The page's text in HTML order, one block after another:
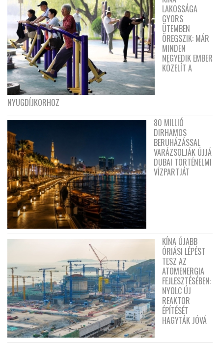
LAKOSSÁGA
GYORS
ÜTEMBEN
ÖREGSZIK: MÁR
MINDEN
NEGYEDIK EMBER
KÖZELÍT A
NYUGDÍJKORHOZ
80 MILLIÓ
DIRHAMOS
BERUHÁZÁSSAL
VARÁZSOLJÁK ÚJJÁ
DUBAI TÖRTÉNELMI
VÍZPARTJÁT
KÍNA ÚJABB
ÓRIÁSI LÉPÉST
TESZ AZ
ATOMENERGIA
FEJLESZTÉSÉBEN:
NYOLC ÚJ
REAKTOR
ÉPÍTÉSÉT
HAGYTÁK JÓVÁ